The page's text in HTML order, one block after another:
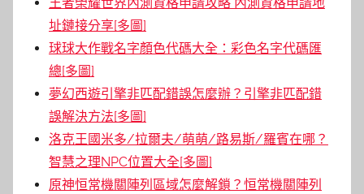
王者榮耀世界內測資格申請攻略 內測資格申請地
址鏈接分享[多圖]
球球大作戰名字顏色代碼大全：彩色名字代碼匯
總[多圖]
夢幻西遊引擎非匹配錯誤怎麼辦？引擎非匹配錯
誤解決方法[多圖]
洛克王國米多/拉爾夫/萌萌/路易斯/羅賓在哪？
智慧之理NPC位置大全[多圖]
原神恒常機關陣列區域怎麼解鎖？恒常機關陣列